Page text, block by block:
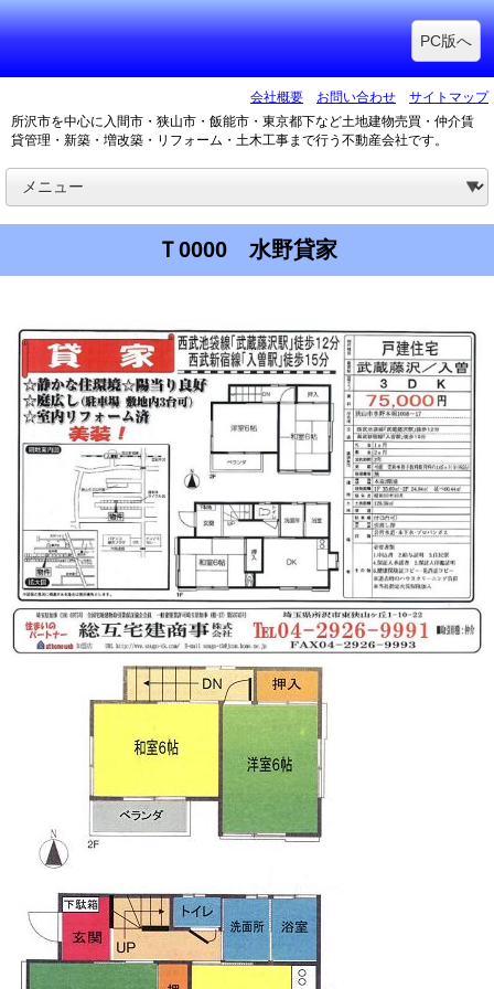
PC版へ
会社概要 お問い合わせ
サイトマップ
所沢市を中心に入間市・狭山市・飯能市・東京都下など土地建物売買・仲介賃
貸管理・新築・増改築・リフォーム・土木工事まで行う不動産会社です。
Ｔ0000 水野貸家